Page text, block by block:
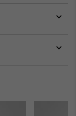
or
or
or